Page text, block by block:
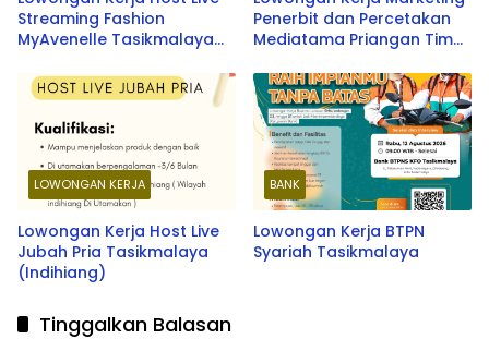
Streaming Fashion
MyAvenelle Tasikmalaya
Penerbit dan Percetakan
Mediatama Priangan Timur
LOWONGAN KERJA
Lowongan Kerja Host Live
Jubah Pria Tasikmalaya
(Indihiang)
BANK
Lowongan Kerja BTPN
Syariah Tasikmalaya
Tinggalkan Balasan